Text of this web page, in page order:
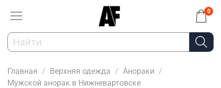
0
Главная Верхняя одежда
Анораки
Мужской анорак в Нижневартовске